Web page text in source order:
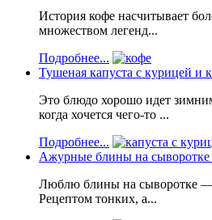
История кофе насчитывает
множеством легенд...
Подробнее...
Тушеная капуста с курицей и
Это блюдо хорошо идет
когда хочется чего-то ...
Подробнее...
Ажурные блины на сыворотке
Люблю блины на сыворотке —
Рецептом тонких, а...